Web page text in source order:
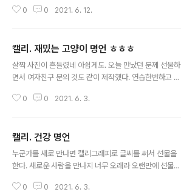
0 0 2021. 6. 12.
캘리. 재밌는 고양이 명언 ㅎㅎㅎ
살짝 사진이 흔들렸네 아쉽게도. 오늘 만났던 분께 선물하
면서 여자친구 분의 것도 같이 제작했다. 연습한번하고 바
득거렸다. 이런 위트 너무 좋아.
0 0 2021. 6. 3.
캘리. 건강 명언
누군가를 새로 만나면 캘리그래피로 글씨를 써서 선물을
한다. 새로운 사람을 만나지 너무 오래라 오랜만에 선물을
을 했더니 좋아해주신다. 요즘 건강이 걱정이라는 분이라
0 0 2021. 6. 3.